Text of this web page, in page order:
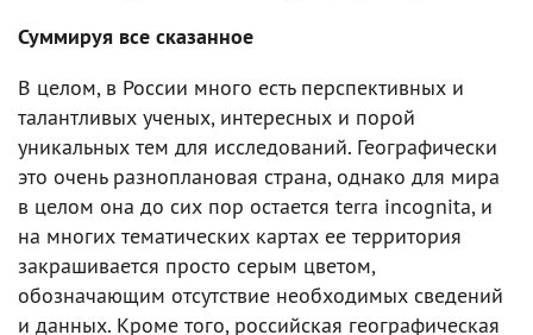
Суммируя все сказанное
В целом, в России много есть перспективных и
талантливых ученых, интересных и порой
уникальных тем для исследований. Географически
это очень разноплановая страна, однако для мира
в целом она до сих пор остается terra incognita, и
на многих тематических картах ее территория
закрашивается просто серым цветом,
обозначающим отсутствие необходимых сведений
и данных. Кроме того, российская географическая